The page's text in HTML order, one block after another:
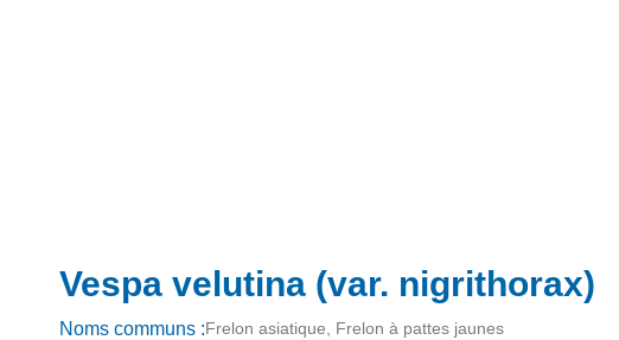
Vespa velutina (var. nigrithorax)
Noms communs :Frelon asiatique, Frelon à pattes jaunes